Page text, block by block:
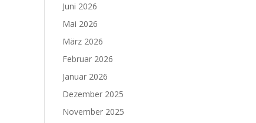
Juni 2026
Mai 2026
März 2026
Februar 2026
Januar 2026
Dezember 2025
November 2025